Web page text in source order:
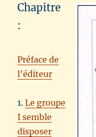
Chapitre
:
Préface de
l’éditeur
1.Le groupe
I semble
disposer